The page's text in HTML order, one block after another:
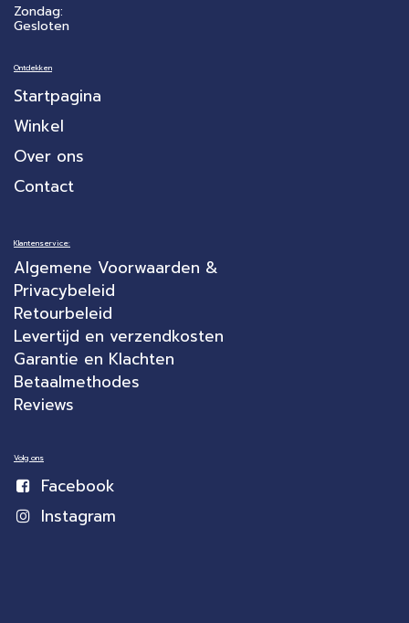
Zondag:
Gesloten
Ontdekken
Startpagina
Winkel
Over ons
Contact
Klantenservice:
Algemene Voorwaarden &
Privacybeleid
Retourbeleid
Levertijd en verzendkosten
Garantie en Klachten
Betaalmethodes
Reviews
Volg ons
Facebook
Instagram